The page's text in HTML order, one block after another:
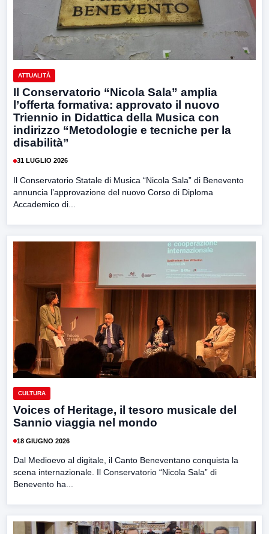
ATTUALITÀ
Il Conservatorio “Nicola Sala” amplia
l’offerta formativa: approvato il nuovo
Triennio in Didattica della Musica con
indirizzo “Metodologie e tecniche per la
disabilità”
31 LUGLIO 2026
Il Conservatorio Statale di Musica “Nicola Sala” di Benevento
annuncia l’approvazione del nuovo Corso di Diploma
Accademico di...
CULTURA
Voices of Heritage, il tesoro musicale del
Sannio viaggia nel mondo
18 GIUGNO 2026
Dal Medioevo al digitale, il Canto Beneventano conquista la
scena internazionale. Il Conservatorio “Nicola Sala” di
Benevento ha...